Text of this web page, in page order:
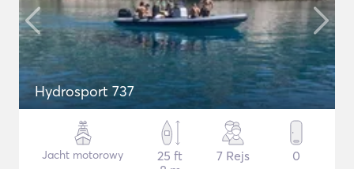
Hydrosport 737
Jacht motorowy
25 ft
7 Rejs 0